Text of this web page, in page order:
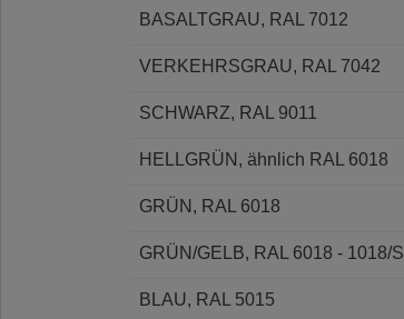
BASALTGRAU, RAL 7012
VERKEHRSGRAU, RAL 7042
SCHWARZ, RAL 9011
HELLGRÜN, ähnlich RAL 6018
GRÜN, RAL 6018
GRÜN/GELB, RAL 6018 - 1018/S
BLAU, RAL 5015